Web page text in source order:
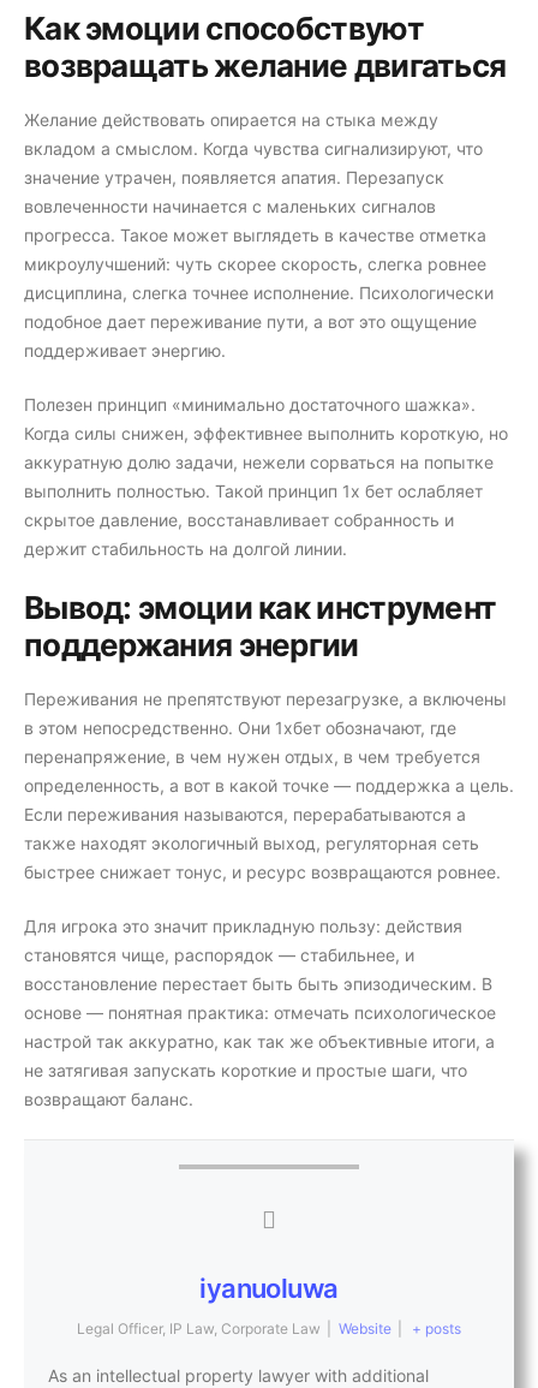
Как эмоции способствуют
возвращать желание двигаться
Желание действовать опирается на стыка между
вкладом а смыслом. Когда чувства сигнализируют, что
значение утрачен, появляется апатия. Перезапуск
вовлеченности начинается с маленьких сигналов
прогресса. Такое может выглядеть в качестве отметка
микроулучшений: чуть скорее скорость, слегка ровнее
дисциплина, слегка точнее исполнение. Психологически
подобное дает переживание пути, а вот это ощущение
поддерживает энергию.
Полезен принцип «минимально достаточного шажка».
Когда силы снижен, эффективнее выполнить короткую, но
аккуратную долю задачи, нежели сорваться на попытке
выполнить полностью. Такой принцип 1х бет ослабляет
скрытое давление, восстанавливает собранность и
держит стабильность на долгой линии.
Вывод: эмоции как инструмент
поддержания энергии
Переживания не препятствуют перезагрузке, а включены
в этом непосредственно. Они 1хбет обозначают, где
перенапряжение, в чем нужен отдых, в чем требуется
определенность, а вот в какой точке — поддержка а цель.
Если переживания называются, перерабатываются а
также находят экологичный выход, регуляторная сеть
быстрее снижает тонус, и ресурс возвращаются ровнее.
Для игрока это значит прикладную пользу: действия
становятся чище, распорядок — стабильнее, и
восстановление перестает быть быть эпизодическим. В
основе — понятная практика: отмечать психологическое
настрой так аккуратно, как так же объективные итоги, а
не затягивая запускать короткие и простые шаги, что
возвращают баланс.
iyanuoluwa
Legal Officer, IP Law, Corporate Law Website + posts
As an intellectual property lawyer with additional